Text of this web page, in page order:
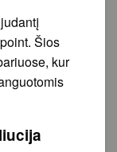
Šios
kur